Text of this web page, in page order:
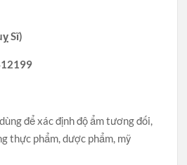
Sĩ)
để xác định độ ẩm tương đối,
thực phẩm, dược phẩm, mỹ